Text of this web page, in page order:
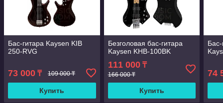
Бас-гитара Kaysen KIB
250-RVG
73 000 ₸ 109 000 ₸
Купить
Безголовая бас-гитара
Kaysen KHB-100BK
111 000₸
166 000 ₸
Купить
Бас-
74